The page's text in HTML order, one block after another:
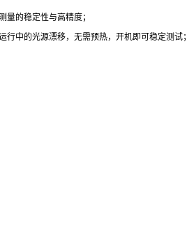
的稳定性与高精度；
中的光源漂移，无需预热，开机即可稳定测试；